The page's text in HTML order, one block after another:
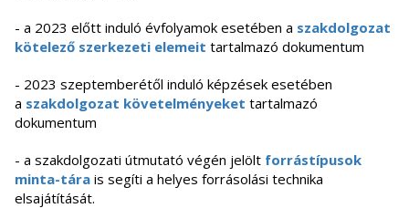
- a 2023 előtt induló évfolyamok esetében a szakdolgozat
kötelező szerkezeti elemeit tartalmazó dokumentum
- 2023 szeptemberétől induló képzések esetében
a szakdolgozat követelményeket tartalmazó
dokumentum
- a szakdolgozati útmutató végén jelölt forrástípusok
minta-tára is segíti a helyes forrásolási technika
elsajátítását.